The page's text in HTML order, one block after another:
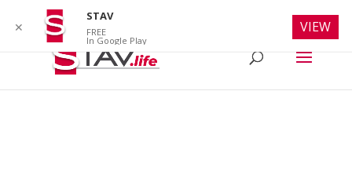
✕
STAV
FREE
In Google Play
VIEW